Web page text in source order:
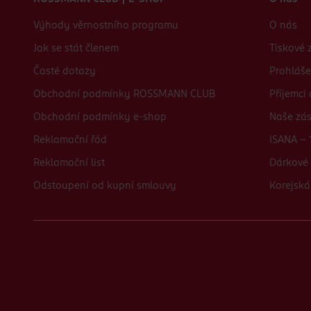
Výhody věrnostního programu
Jak se stát členem
Časté dotazy
Obchodní podmínky ROSSMANN CLUB
Obchodní podmínky e-shop
Reklamační řád
Reklamační list
Odstoupení od kupní smlouvy
O nás
Tiskové
Příjemci
Naše
ISANA